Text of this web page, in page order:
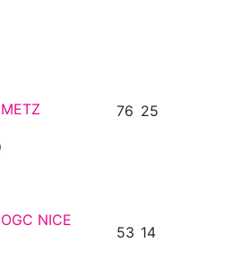
METZ 76 25
OGC NICE
53 14